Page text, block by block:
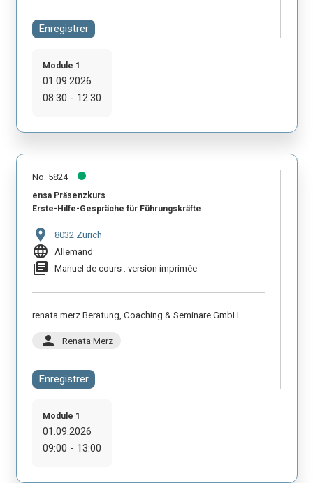
Enregistrer
Module 1
01.09.2026
08:30 - 12:30
No. 5824
ensa Präsenzkurs
Erste-Hilfe-Gespräche für Führungskräfte
location_on 8032 Zürich
language Allemand
library_books Manuel de cours : version imprimée
renata merz Beratung, Coaching & Seminare GmbH
person Renata Merz
Enregistrer
Module 1
01.09.2026
09:00 - 13:00